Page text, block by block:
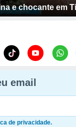
e chocante em
email
de privacidade.